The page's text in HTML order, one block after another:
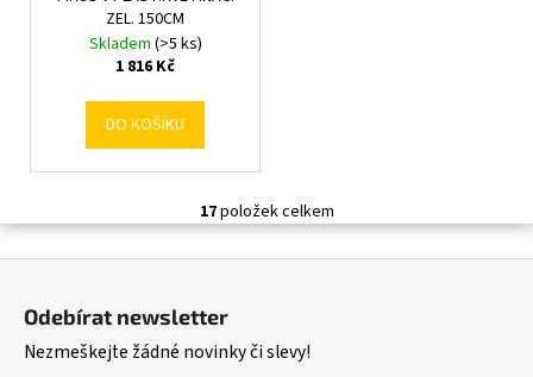
ZEL. 150CM
Skladem (>5 ks)
1 816 Kč
DO KOŠÍKU
O
a
17položek celkem
Odebírat newsletter
Nezmeškejte žádné novinky či slevy!